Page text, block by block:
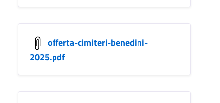
offerta-cimiteri-benedini-
2025.pdf